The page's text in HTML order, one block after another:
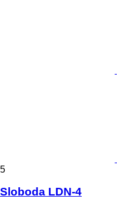
5
Sloboda LDN-4